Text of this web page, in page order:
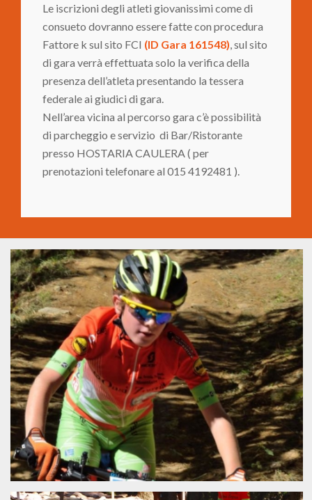
Le iscrizioni degli atleti giovanissimi come di
consueto dovranno essere fatte con procedura
Fattore k sul sito FCI (ID Gara 161548) , sul sito
di gara verrà effettuata solo la verifica della
presenza dell’atleta presentando la tessera
federale ai giudici di gara.
Nell’area vicina al percorso gara c’è possibilità
di parcheggio e servizio di Bar/Ristorante
presso HOSTARIA CAULERA ( per
prenotazioni telefonare al 015 4192481 ).